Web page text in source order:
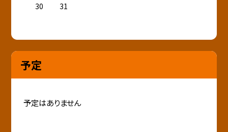
30
31
予定
予定はありません